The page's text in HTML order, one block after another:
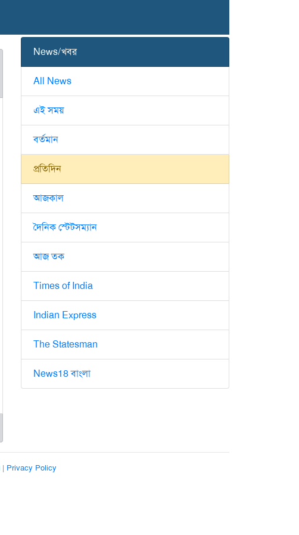
News/খবর
All News
এই সময়
বর্তমান
প্রতিদিন
আজকাল
দৈনিক স্টেটসম্যান
আজ তক
Times of India
Indian Express
The Statesman
News18 বাংলা
| Privacy Policy